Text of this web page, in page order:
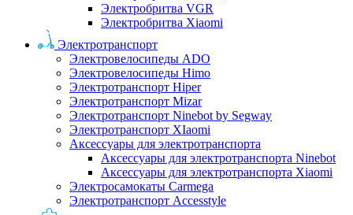
Электробритва VGR
Электробритва Xiaomi
Электротранспорт
Электровелосипеды ADO
Электровелосипеды Himo
Электротранспорт Hiper
Электротранспорт Mizar
Электротранспорт Ninebot by Segway
Электротранспорт XIaomi
Аксессуары для электротранспорта
Аксессуары для электротранспорта Ninebot
Аксессуары для электротранспорта Xiaomi
Электросамокаты Carmega
Электротранспорт Accesstyle